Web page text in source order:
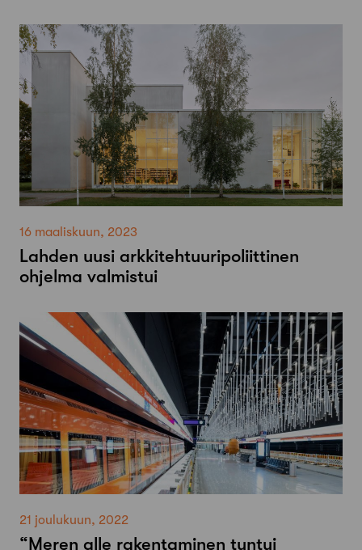
16 maaliskuun, 2023
Lahden uusi arkkitehtuuripoliittinen
ohjelma valmistui
21 joulukuun, 2022
“Meren alle rakentaminen tuntui